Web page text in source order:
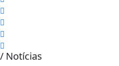
/ Notícias